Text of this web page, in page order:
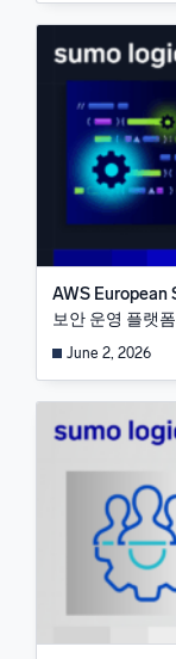
AWS European
보안 운영 플랫
June 2, 2026